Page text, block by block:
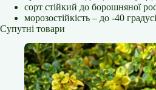
сорт стійкий до борошняної
морозостійкість – до -40
Супутні товари